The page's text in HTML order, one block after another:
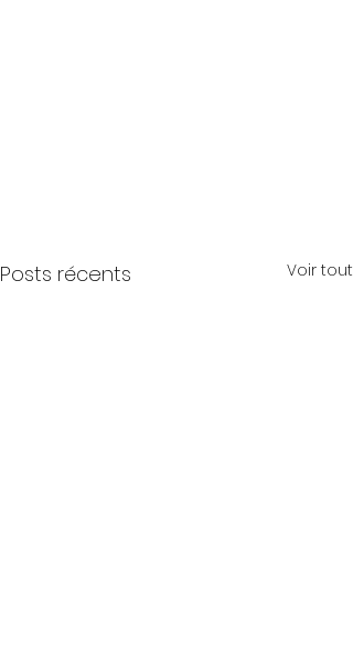
Posts récents Voir tout